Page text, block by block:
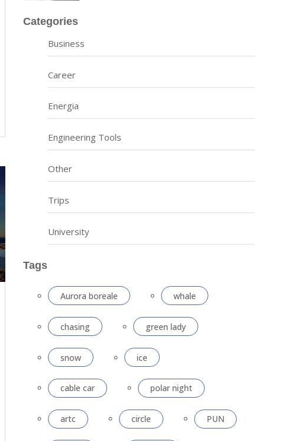
Categories
Business
Career
Energia
Engineering Tools
Other
Trips
University
Tags
Aurora boreale whale
chasing green lady
snow ice
cable car polar night
artc circle PUN